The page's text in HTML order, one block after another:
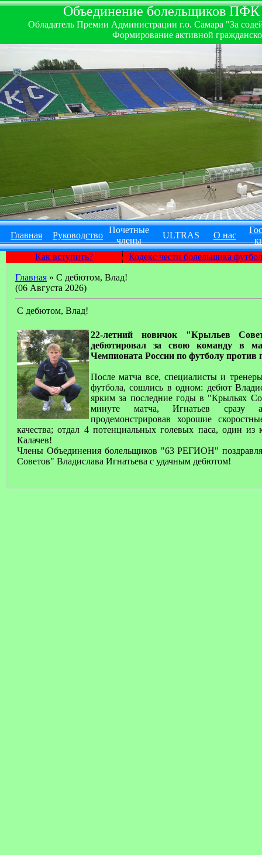
Объединение болельщиков
Обладатель Премии Администрации г.о. Самара "За
Формирование активной
Главная Руководство
Почетные
члены
ULTRAS О нас
Как вступить?
Кодекс чести болельщика
Главная » С дебютом, Влад!
(06 Августа 2026)
С дебютом, Влад!
22-летний новичок "Крыльев
дебютировал за свою команду в
Чемпионата России по футболу
После матча все, специалисты и
футбола, сошлись в одном: дебют
ярким за последние годы в "Крыльях
минуте матча, Игнатьев сразу
продемонстрировав хорошие
качества; отдал 4 потенциальных голевых паса, один из
Калачев!
Члены Объединения болельщиков "63 РЕГИОН"
Советов" Владислава Игнатьева с удачным дебютом!